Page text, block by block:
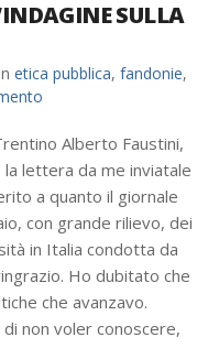
SULLA
etica pubblica, fandonie,
Alberto Faustini,
lettera da me inviatale
a quanto il giornale
con grande rilievo, dei
in Italia condotta da
Ho dubitato che
che avanzavo.
non voler conoscere,